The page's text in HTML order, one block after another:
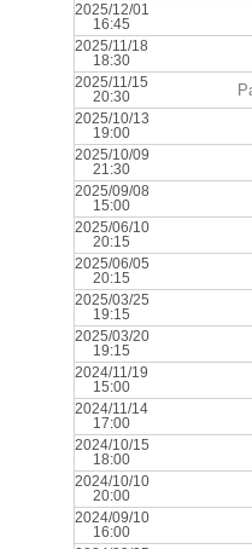
2025/12/01
16:45
2025/11/18
18:30
2025/11/15
20:30
2025/10/13
19:00
2025/10/09
21:30
2025/09/08
15:00
2025/06/10
20:15
2025/06/05
20:15
2025/03/25
19:15
2025/03/20
19:15
2024/11/19
15:00
2024/11/14
17:00
2024/10/15
18:00
2024/10/10
20:00
2024/09/10
16:00